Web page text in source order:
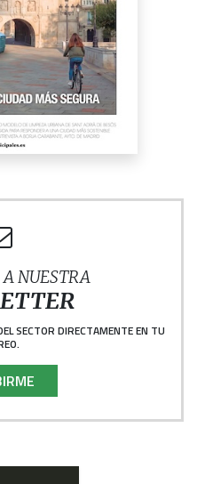
NUESTRA
SECTOR DIRECTAMENTE EN TU